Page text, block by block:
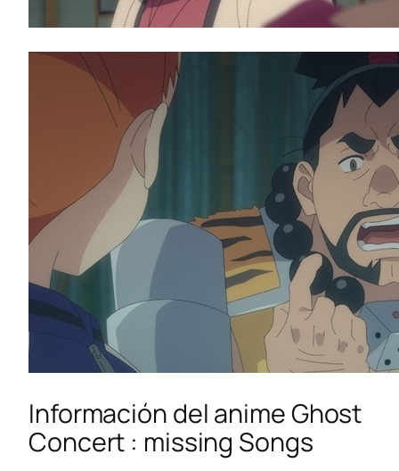
Información del anime Ghost
Concert : missing Songs